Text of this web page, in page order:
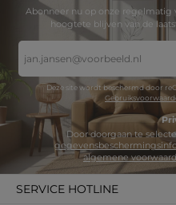
Abonneer nu op onze regelmatig
hoogtete blijven van de
mailadres
*
Deze site wordt beschermd door
algemene
SERVICE HOTLINE